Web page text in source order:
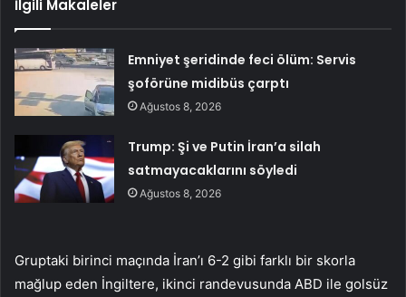
İlgili Makaleler
Emniyet şeridinde feci ölüm: Servis
şoförüne midibüs çarptı
Ağustos 8, 2026
Trump: Şi ve Putin İran’a silah
satmayacaklarını söyledi
Ağustos 8, 2026
Gruptaki birinci maçında İran’ı 6-2 gibi farklı bir skorla
mağlup eden İngiltere, ikinci randevusunda ABD ile golsüz